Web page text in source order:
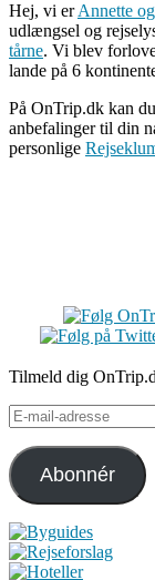
Hej, vi erAnnette
udlængsel og
tårne. Vi blev
lande på 6
På OnTrip.dk kan
anbefalinger til din
personlige
Tilmeld dig
E-
mail-
adresse
Abonnér